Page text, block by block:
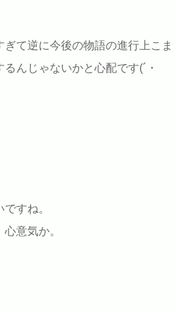
て逆に今後の物語の進行上こま
んじゃないかと心配です(´・
すね。
意気か。